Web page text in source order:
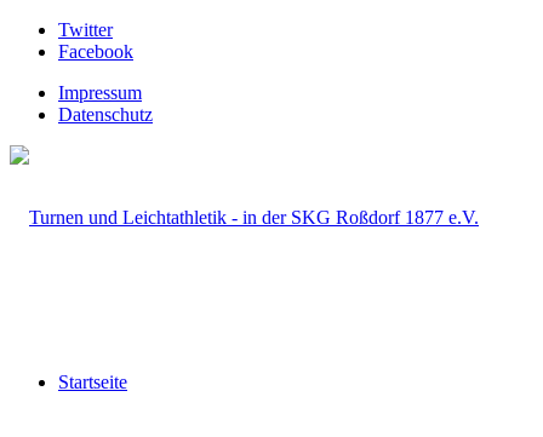
Twitter
Facebook
Impressum
Datenschutz
Startseite